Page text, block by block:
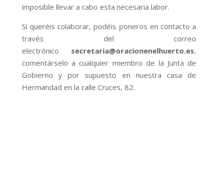
imposible llevar a cabo esta necesaria labor.
Sí queréis colaborar, podéis poneros en contacto a
través del correo
electrónico secretaria@oracionenelhuerto.es,
comentárselo a cualquier miembro de la Junta de
Gobierno y por supuesto en nuestra casa de
Hermandad en la calle Cruces, 82.